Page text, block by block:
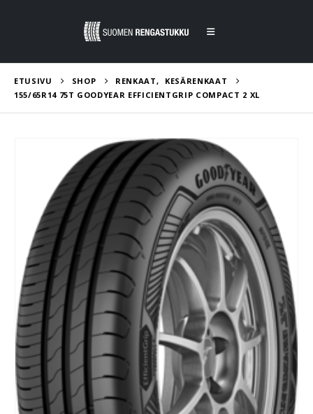
ETUSIVU SHOP RENKAAT,
KESÄRENKAAT
155/65R14 75T GOODYEAR EFFICIENTGRIP COMPACT 2 XL